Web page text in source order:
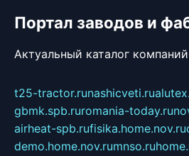
Портал заводов и
Актуальный каталог
t25-tractor.runashicveti.ru
gbmk.spb.ruromania-today.ru
airheat-spb.rufisika.home.nov.ru
demo.home.nov.rumnso.ru